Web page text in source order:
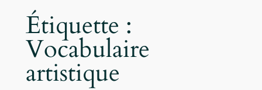
Étiquette :
Vocabulaire
artistique